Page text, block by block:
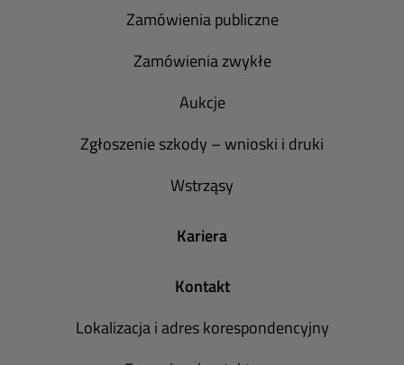
Zamówienia publiczne
Zamówienia zwykłe
Aukcje
Zgłoszenie szkody – wnioski i druki
Wstrząsy
Kariera
Kontakt
Lokalizacja i adres korespondencyjny